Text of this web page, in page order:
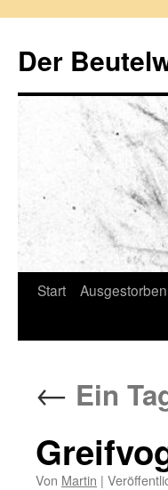
springen
Der
Start
← Ein
Von Martin |